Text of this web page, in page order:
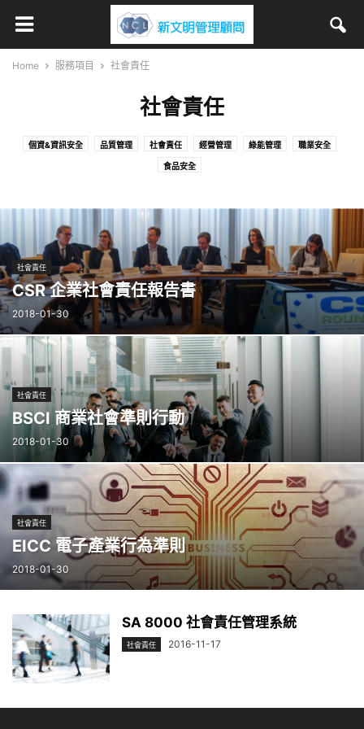
Home 服務項目 社會責任
社會責任
個資&資訊安全 品質管理 社會責任 經營管理 綠能管理 職業安全
食品安全
社會責任
CSR 企業社會責任報告書
2018-01-30
社會責任
BSCI 商業社會準則行動
2018-01-30
社會責任
EICC 電子產業行為準則
2018-01-30
SA 8000 社會責任管理系統
社會責任 2016-11-17